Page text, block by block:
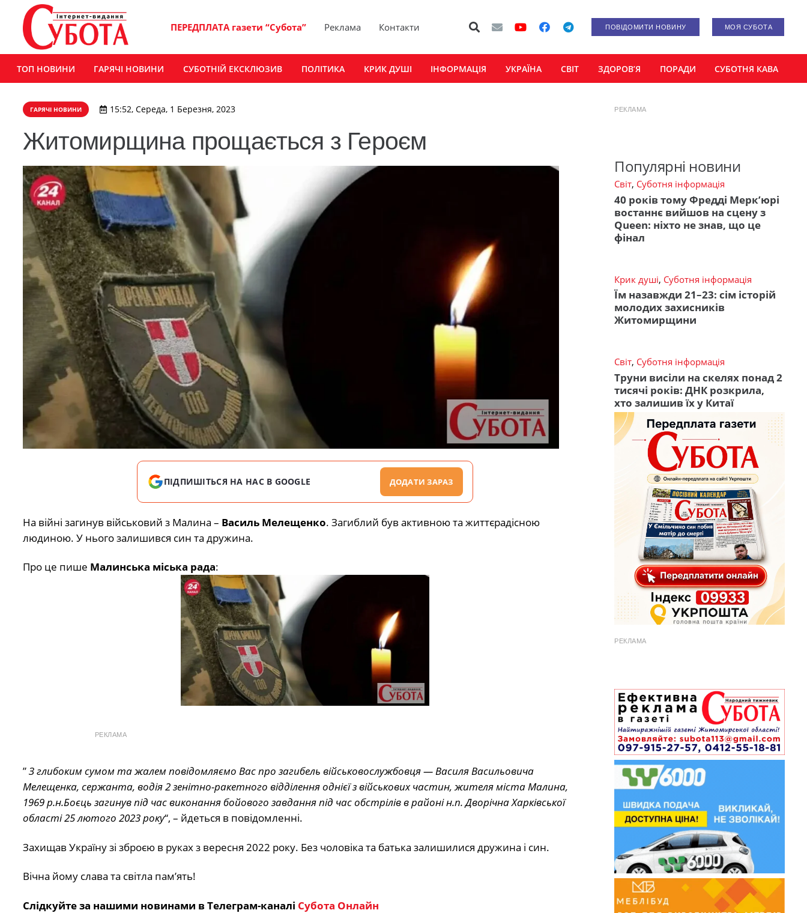
ПЕРЕДПЛАТА газети “Субота” Реклама Контакти ПОВІДОМИТИ НОВИНУ МОЯ СУБОТА
ТОП НОВИНИ ГАРЯЧІ НОВИНИ СУБОТНІЙ ЕКСКЛЮЗИВ ПОЛІТИКА КРИК ДУШІ ІНФОРМАЦІЯ УКРАЇНА СВІТ ЗДОРОВ’Я ПОРАДИ СУБОТНЯ КАВА
ГАРЯЧІ НОВИНИ 15:52, Середа, 1 Березня, 2023
Житомирщина прощається з Героєм
ПІДПИШІТЬСЯ НА НАС В GOOGLE ДОДАТИ ЗАРАЗ
На війні загинув військовий з Малина – Василь Мелещенко. Загиблий був активною та життєрадісною
людиною. У нього залишився син та дружина.
Про це пише Малинська міська рада:
РЕКЛАМА
”З глибоким сумом та жалем повідомляємо Вас про загибель військовослужбовця — Василя Васильовича
Мелещенка, сержанта, водія 2 зенітно-ракетного відділення однієї з військових частин, жителя міста Малина,
1969 р.н.Боєць загинув під час виконання бойового завдання під час обстрілів в районі н.п. Дворічна Харківської
області 25 лютого 2023 року“, – йдеться в повідомленні.
Захищав Україну зі зброєю в руках з вересня 2022 року. Без чоловіка та батька залишилися дружина і син.
Вічна йому слава та світла пам’ять!
Слідкуйте за нашими новинами в Телеграм-каналі Субота Онлайн
РЕКЛАМА
Популярні новини
Світ, Суботня інформація
40 років тому Фредді Мерк’юрі
востаннє вийшов на сцену з
Queen: ніхто не знав, що це
фінал
Крик душі, Суботня інформація
Їм назавжди 21–23: сім історій
молодих захисників
Житомирщини
Світ, Суботня інформація
Труни висіли на скелях понад 2
тисячі років: ДНК розкрила,
хто залишив їх у Китаї
РЕКЛАМА